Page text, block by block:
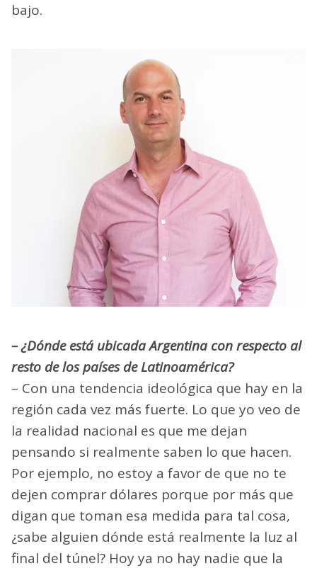
bajo.
– ¿Dónde está ubicada Argentina con respecto al
resto de los países de Latinoamérica?
– Con una tendencia ideológica que hay en la
región cada vez más fuerte. Lo que yo veo de
la realidad nacional es que me dejan
pensando si realmente saben lo que hacen.
Por ejemplo, no estoy a favor de que no te
dejen comprar dólares porque por más que
digan que toman esa medida para tal cosa,
¿sabe alguien dónde está realmente la luz al
final del túnel? Hoy ya no hay nadie que la